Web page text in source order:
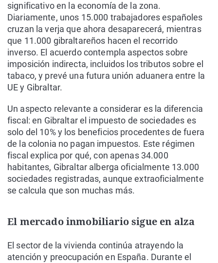
significativo en la economía de la zona.
Diariamente, unos 15.000 trabajadores españoles
cruzan la verja que ahora desaparecerá, mientras
que 11.000 gibraltareños hacen el recorrido
inverso. El acuerdo contempla aspectos sobre
imposición indirecta, incluidos los tributos sobre el
tabaco, y prevé una futura unión aduanera entre la
UE y Gibraltar.
Un aspecto relevante a considerar es la diferencia
fiscal: en Gibraltar el impuesto de sociedades es
solo del 10% y los beneficios procedentes de fuera
de la colonia no pagan impuestos. Este régimen
fiscal explica por qué, con apenas 34.000
habitantes, Gibraltar alberga oficialmente 13.000
sociedades registradas, aunque extraoficialmente
se calcula que son muchas más.
El mercado inmobiliario sigue en alza
El sector de la vivienda continúa atrayendo la
atención y preocupación en España. Durante el